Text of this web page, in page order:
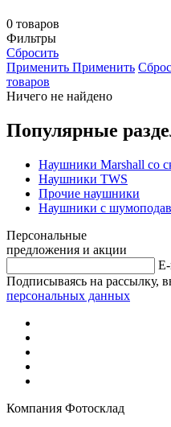
0 товаров
Фильтры
Сбросить
Применить Применить
товаров
Ничего не найдено
Популярные
Наушники Marshall со
Наушники TWS
Прочие наушники
Наушники с
Персональные
предложения и акции
Подписываясь на рассылку,
персональных данных
Компания Фотосклад